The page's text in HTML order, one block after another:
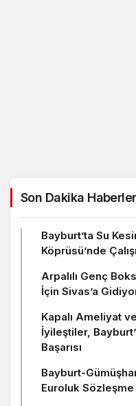
Son Dakika
Bayburt’ta Su
Köprüsü’nde
Arpalılı Genç
İçin Sivas’a
Kapalı Ameliyat
İyileştiler,
Başarısı
Bayburt-
Euroluk Sözleşme